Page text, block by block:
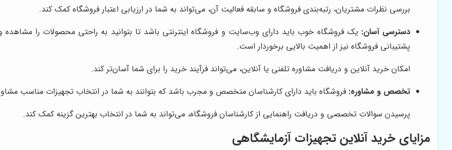
بررسی نظرات مشتریان، رتبه‌بندی فروشگاه و سابقه فعالیت آن، می‌تواند به شما در ارزیابی اعتبار فروشگاه کمک کند.
دسترسی آسان: یک فروشگاه خوب باید دارای وب‌سایت و فروشگاه اینترنتی باشد تا بتوانید به راحتی محصولات را
پشتیبانی فروشگاه نیز از اهمیت بالایی برخوردار است.
امکان خرید آنلاین و دریافت مشاوره تلفنی یا آنلاین، می‌تواند فرآیند خرید را برای شما آسان‌تر کند.
تخصص و مشاوره: فروشگاه باید دارای کارشناسان متخصص و مجرب باشد که بتوانند به شما در انتخاب تجهیزات مناسب
پرسیدن سوالات تخصصی و دریافت راهنمایی از کارشناسان فروشگاه، می‌تواند به شما در انتخاب بهترین گزینه کمک کند.
مزایای خرید آنلاین تجهیزات آزمایشگاهی